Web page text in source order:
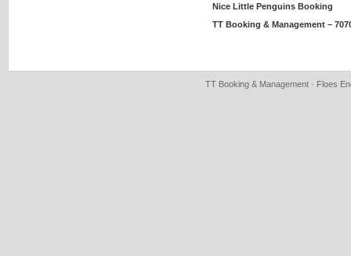
Nice Little Penguins Booking
TT Booking & Management –
TT Booking & Management · Floes